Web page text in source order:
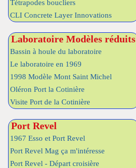
Tétrapodes boucliers
CLI Concrete Layer Innovations
Laboratoire Modèles réduits
Bassin à houle du laboratoire
Le laboratoire en 1969
1998 Modèle Mont Saint Michel
Oléron Port la Cotinière
Visite Port de la Cotinière
Port Revel
1967 Esso et Port Revel
Port Revel Mag ça m'intéresse
Port Revel - Départ croisière